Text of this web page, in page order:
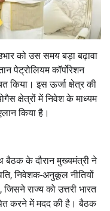
को उस समय बड़ा बढ़ावा
पेट्रोलियम कॉर्पोरेशन
किया। इस ऊर्जा क्षेत्र की
क्षेत्रों में निवेश के माध्यम
किया है।
के दौरान मुख्यमंत्री ने
निवेशक-अनुकूल नीतियों
राज्य को उत्तरी भारत
करने में मदद की है। बैठक